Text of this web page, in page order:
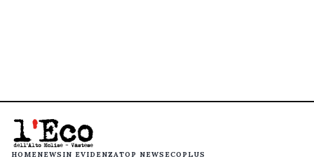
HOMENEWS IN EVIDENZATOP NEWS ECOPLUS